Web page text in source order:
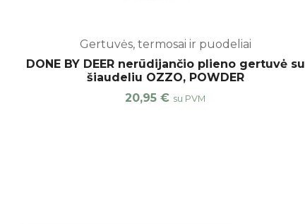
Gertuvės, termosai ir puodeliai
DONE BY DEER nerūdijančio plieno gertuvė su
šiaudeliu OZZO, POWDER
20,95 € su PVM